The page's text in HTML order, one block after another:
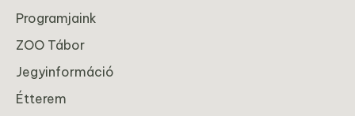
Programjaink
ZOO Tábor
Jegyinformáció
Étterem